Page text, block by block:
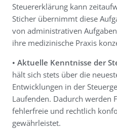
Steuererklärung kann
Sticher übernimmt diese
von administrativen
ihre medizinische Praxis
• Aktuelle Kenntnisse der
hält sich stets über die
Entwicklungen in der
Laufenden. Dadurch werden
fehlerfreie und rechtlich
gewährleistet.